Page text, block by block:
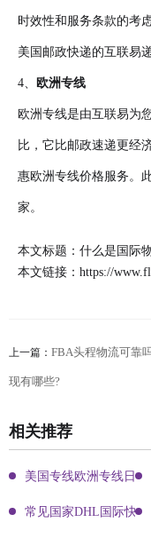
时效性和服务条款的考
美国邮政快递的互联易
4、 欧洲专线
欧洲专线是由互联易为
比，它比邮政速递更经
惠欧洲专线价格服务。
家。
本文标题：什么是国际
本文链接： https://
上一篇： FBA头程物流可靠
现有哪些?
相关推荐
美国专线欧洲专线日
常见国家DHL国际快